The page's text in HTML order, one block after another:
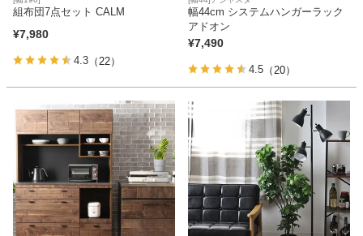
組布団7点セット CALM
¥7,980
4.3 （22）
幅44cm システムハンガーラック
アドオン
¥7,490
4.5 （20）